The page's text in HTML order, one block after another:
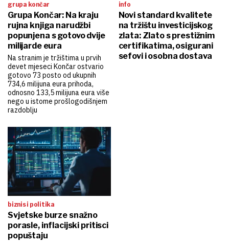
grupa končar
Grupa Končar: Na kraju
rujna knjiga narudžbi
popunjena s gotovo dvije
milijarde eura
Na stranim je tržištima u prvih
devet mjeseci Končar ostvario
gotovo 73 posto od ukupnih
734,6 milijuna eura prihoda,
odnosno 133,5 milijuna eura više
nego u istome prošlogodišnjem
razdoblju
info
Novi standard kvalitete
na tržištu investicijskog
zlata: Zlato s prestižnim
certifikatima, osigurani
sefovi i osobna dostava
biznis i politika
Svjetske burze snažno
porasle, inflacijski pritisci
popuštaju